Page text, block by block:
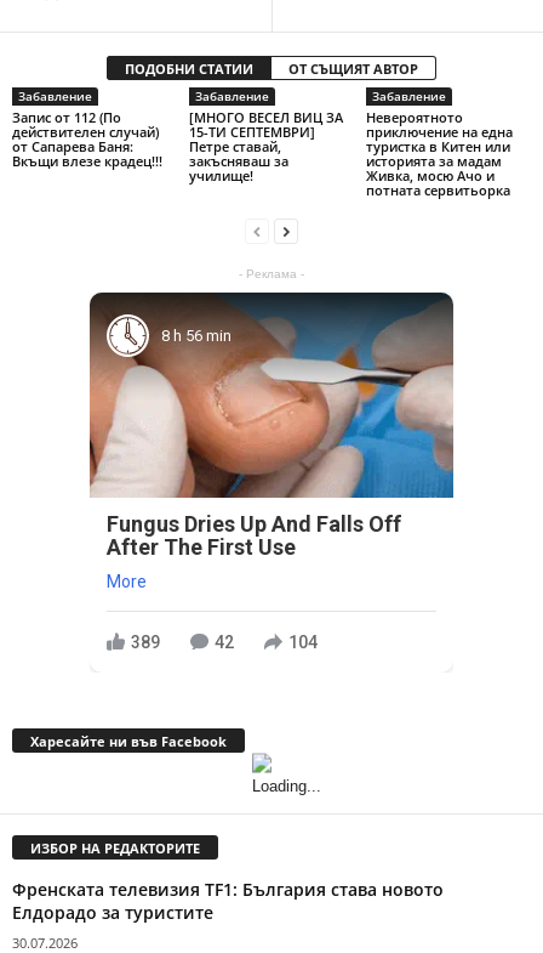
ПОДОБНИ СТАТИИ ОТ СЪЩИЯТ АВТОР
Забавление
Запис от 112 (По
действителен случай)
от Сапарева Баня:
Вкъщи влезе крадец!!!
Забавление
[МНОГО ВЕСЕЛ ВИЦ ЗА
15-ТИ СЕПТЕМВРИ]
Петре ставай,
закъсняваш за
училище!
Забавление
Невероятното
приключение на една
туристка в Китен или
историята за мадам
Живка, мосю Ачо и
потната сервитьорка
- Реклама -
8 h 56 min
Fungus Dries Up And Falls Off
After The First Use
More
389 42 104
Харесайте ни във Facebook
ИЗБОР НА РЕДАКТОРИТЕ
Френската телевизия TF1: България става новото
Елдорадо за туристите
30.07.2026